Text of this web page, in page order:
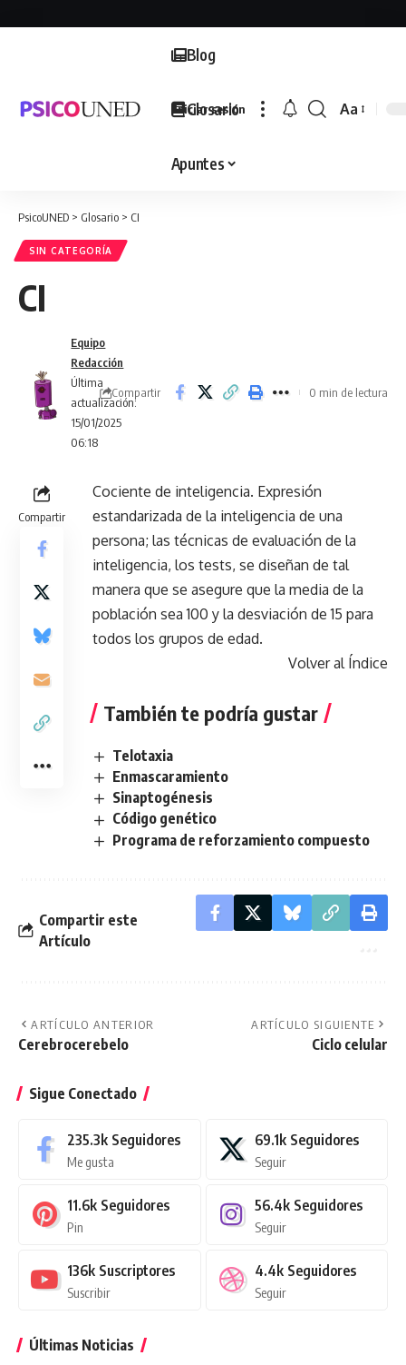
Blog
Glosario
Apuntes
Iniciar sesión
Font
Aa
PsicoUNED > Glosario > CI
SIN CATEGORÍA
CI
Última
actualización:
15/01/2025
06:18
Equipo
Redacción
Compartir 0 min de lectura
Compartir
Cociente de inteligencia. Expresión
estandarizada de la inteligencia de una
persona; las técnicas de evaluación de la
inteligencia, los tests, se diseñan de tal
manera que se asegure que la media de la
población sea 100 y la desviación de 15 para
todos los grupos de edad.
Volver al Índice
También te podría gustar
Telotaxia
Enmascaramiento
Sinaptogénesis
Código genético
Programa de reforzamiento compuesto
Compartir este
Artículo
ARTÍCULO ANTERIOR
Cerebrocerebelo
ARTÍCULO SIGUIENTE
Ciclo celular
Sigue Conectado
235.3k Seguidores
Me gusta
69.1k Seguidores
Seguir
11.6k Seguidores
Pin
56.4k Seguidores
Seguir
136k Suscriptores
Suscribir
4.4k Seguidores
Seguir
Últimas Noticias